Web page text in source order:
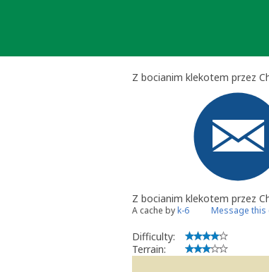
Z bocianim klekotem przez
Z bocianim klekotem przez
A cache byk-6 Message this
Difficulty:
Terrain: